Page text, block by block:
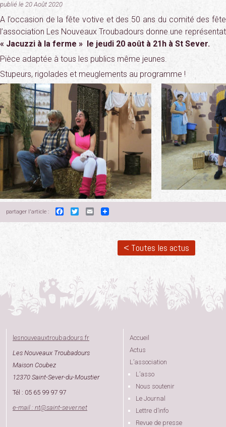
publié le 20 Août 2020
A l’occasion de la fête votive et des 50 ans du comité des
l’association Les Nouveaux Troubadours donne une
« Jacuzzi à la ferme » le jeudi 20 août à 21h à St Sever.
Pièce adaptée à tous les publics même jeunes.
Stupeurs, rigolades et meuglements au programme !
partager l'article : Facebook
TwitterEmail
< Toutes les actus
lesnouveauxtroubadours.fr
Les Nouveaux Troubadours
Maison Coubez
12370 Saint-Sever-du-Moustier
Tél : 05 65 99 97 97
e-mail : nt@saint-sever.net
Accueil
Actus
L’association
L’asso
Nous soutenir
Le Journal
Lettre d’info
Revue de presse